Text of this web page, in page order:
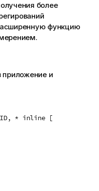
более
функцию
приложение и
ID, * inline [